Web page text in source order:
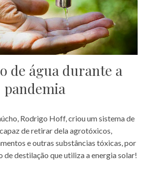
de água durante a
pandemia
Rodrigo Hoff, criou um sistema de
de retirar dela agrotóxicos,
e outras substâncias tóxicas, por
de destilação que utiliza a energia solar!